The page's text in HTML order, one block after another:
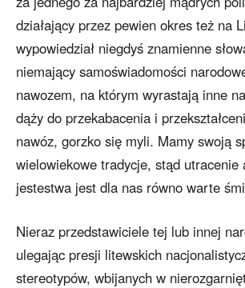
działający przez pewien okres też na
wypowiedział niegdyś znamienne
niemający samoświadomości
nawozem, na którym wyrastają inne
dąży do przekabacenia i
nawóz, gorzko się myli. Mamy swoją
wielowiekowe tradycje, stąd utracenie
jestestwa jest dla nas równo warte
Nieraz przedstawiciele tej lub innej
ulegając presji litewskich
stereotypów, wbijanych w